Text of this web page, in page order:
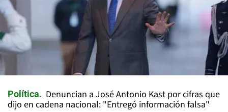
Política
Denuncian a José Antonio Kast por cifras que
dijo en cadena nacional: "Entregó información falsa"